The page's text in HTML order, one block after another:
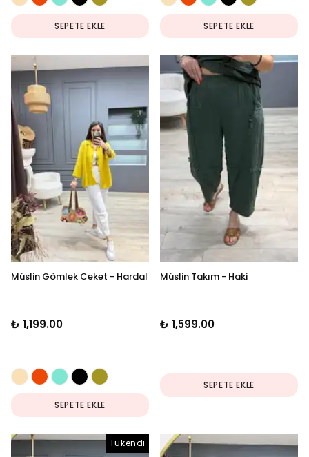
SEPETE EKLE SEPETE EKLE
Müslin Gömlek Ceket - Hardal
₺ 1,199.00
SEPETE EKLE
Müslin Takım - Haki
₺ 1,599.00
SEPETE EKLE
Tükendi